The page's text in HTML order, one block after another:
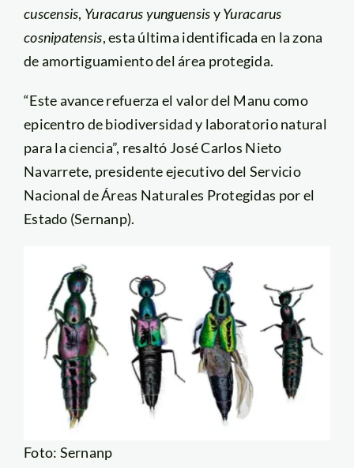
cuscensis, Yuracarus yunguensisyYuracarus
cosnipatensis, esta última identificada en la zona
de amortiguamiento del área protegida.
“Este avance refuerza el valor del Manu como
epicentro de biodiversidad y laboratorio natural
para la ciencia”, resaltó José Carlos Nieto
Navarrete, presidente ejecutivo del Servicio
Nacional de Áreas Naturales Protegidas por el
Estado (Sernanp).
Foto: Sernanp